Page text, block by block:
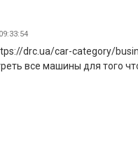
drc.ua/car-category/
все машины для того